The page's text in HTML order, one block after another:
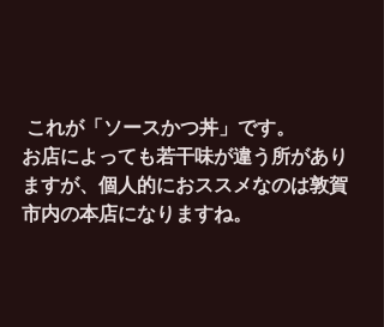
これが「ソースかつ丼」です。
お店によっても若干味が違う所があり
ますが、個人的におススメなのは敦賀
市内の本店になりますね。